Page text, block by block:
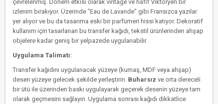
çevrelenmiş. Dönem etkisi olarak vintage ve hafif Viktoryen bir
izlenim bırakıyor. Üzerinde "Eau de Lavande" gibi Fransızca yazılar
yer alıyor ve bu da tasarıma eski bir parfümeri hissi katıyor. Dekoratif
kullanım için tasarlanan bu transfer kağıdı, tekstil ürünlerinden ahşap
objelere kadar geniş bir yelpazede uygulanabilir.
Uygulama Talimatı:
Transfer kağıdını uygulanacak yüzeye (kumaş, MDF veya ahşap)
desen yüzeye gelecek şekilde yerleştirin. Buharsız ve orta dereceli
bir ütü ile üzerinden baskı uygulayarak geçerek desenin yüzeye tam
olarak geçmesini sağlayın. Uygulama sonrası kağıdı dikkatlice